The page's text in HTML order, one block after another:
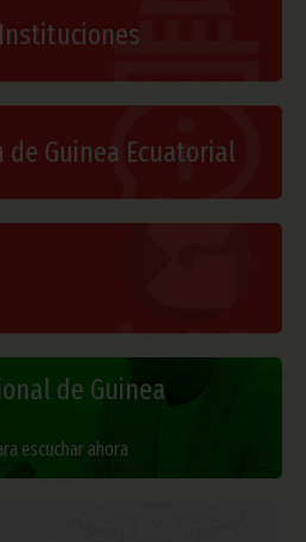
de Guinea Ecuatorial
de Guinea
escuchar ahora